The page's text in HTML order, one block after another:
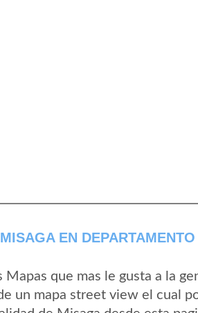
EN DEPARTAMENTO
que mas le gusta a la
un mapa street view el cual